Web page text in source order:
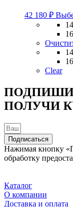
42 180 ₽
Clear
ПОЛУЧИ
Подписаться
Нажимая кнопку
обработку
Каталог
О компании
Доставка и оплата